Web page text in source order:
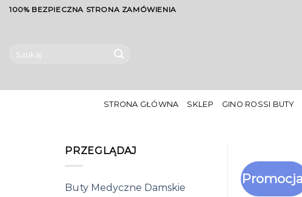
Skip100% BEZPIECZNA STRONA ZAMÓWIENIA
STRONA GŁÓWNA SKLEP GINO ROSSI BUTY
PRZEGLĄDAJ
Buty Medyczne Damskie